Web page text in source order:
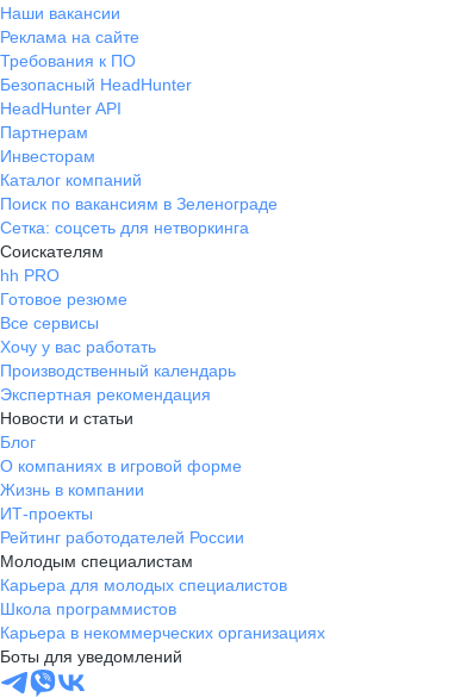
Наши вакансии
Реклама на сайте
Требования к ПО
Безопасный HeadHunter
HeadHunter API
Партнерам
Инвесторам
Каталог компаний
Поиск по вакансиям в Зеленограде
Сетка: соцсеть для нетворкинга
Соискателям
hh PRO
Готовое резюме
Все сервисы
Хочу у вас работать
Производственный календарь
Экспертная рекомендация
Новости и статьи
Блог
О компаниях в игровой форме
Жизнь в компании
ИТ-проекты
Рейтинг работодателей России
Молодым специалистам
Карьера для молодых специалистов
Школа программистов
Карьера в некоммерческих организациях
Боты для уведомлений